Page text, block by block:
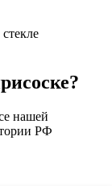
нашей
РФ